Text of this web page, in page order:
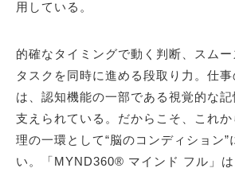
用している。
的確なタイミングで動く判断、スム
タスクを同時に進める段取り力。仕
は、認知機能の一部である視覚的な記
支えられている。だからこそ、これ
理の一環として“脳のコンディション”
い。「MYND360® マインド フル」